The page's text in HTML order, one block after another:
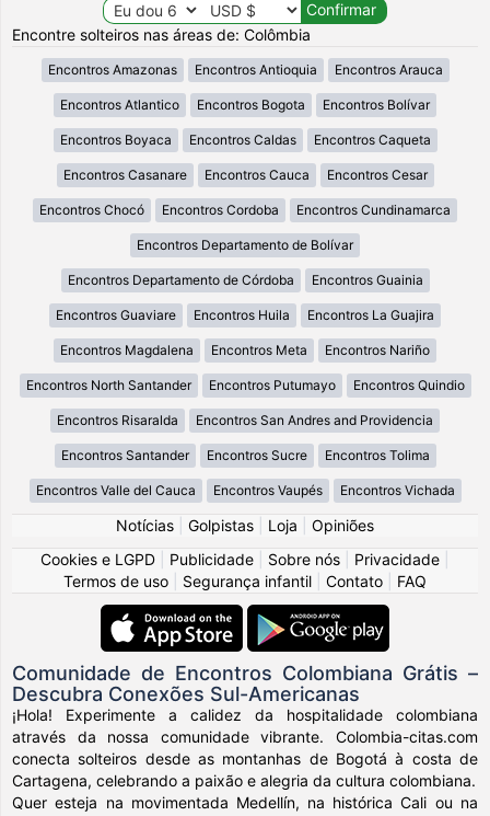
Encontre solteiros nas áreas de: Colômbia
Encontros Amazonas Encontros Antioquia Encontros Arauca
Encontros Atlantico Encontros Bogota Encontros Bolívar
Encontros Boyaca Encontros Caldas Encontros Caqueta
Encontros Casanare Encontros Cauca Encontros Cesar
Encontros Chocó Encontros Cordoba Encontros Cundinamarca
Encontros Departamento de Bolívar
Encontros Departamento de Córdoba Encontros Guainia
Encontros Guaviare Encontros Huila Encontros La Guajira
Encontros Magdalena Encontros Meta Encontros Nariño
Encontros North Santander Encontros Putumayo Encontros Quindio
Encontros Risaralda Encontros San Andres and Providencia
Encontros Santander Encontros Sucre Encontros Tolima
Encontros Valle del Cauca Encontros Vaupés Encontros Vichada
Notícias Golpistas Loja
Opiniões
Cookies e LGPD
Publicidade Sobre nós Privacidade
Termos de uso
Segurança infantil Contato FAQ
Comunidade de Encontros Colombiana Grátis –
Descubra Conexões Sul-Americanas
¡Hola! Experimente a calidez da hospitalidade colombiana
através da nossa comunidade vibrante. Colombia-citas.com
conecta solteiros desde as montanhas de Bogotá à costa de
Cartagena, celebrando a paixão e alegria da cultura colombiana.
Quer esteja na movimentada Medellín, na histórica Cali ou na